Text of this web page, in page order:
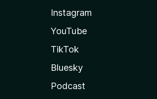
Instagram
YouTube
TikTok
Bluesky
Podcast